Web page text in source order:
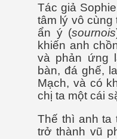
Tác giả
tâm lý vô cùng
ẩn ý (sournois
khiến anh
và phản ứng
bàn, đá ghế,
Mạch, và có
chị ta một cái
Thế thì anh ta
trở thành vũ